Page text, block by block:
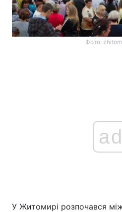
Фото:
ad
У Житомирі розпочався